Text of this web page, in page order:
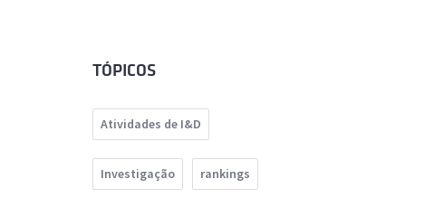
TÓPICOS
Atividades de I&D
Investigação rankings